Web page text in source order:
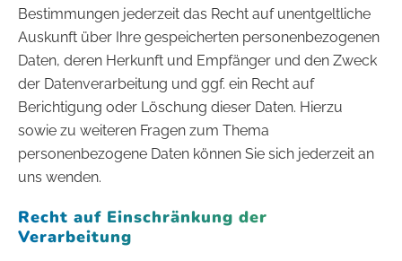
Bestimmungen jederzeit das Recht auf unentgeltliche
Auskunft über Ihre gespeicherten personenbezogenen
Daten, deren Herkunft und Empfänger und den Zweck
der Datenverarbeitung und ggf. ein Recht auf
Berichtigung oder Löschung dieser Daten. Hierzu
sowie zu weiteren Fragen zum Thema
personenbezogene Daten können Sie sich jederzeit an
uns wenden.
Recht auf Einschränkung der
Verarbeitung